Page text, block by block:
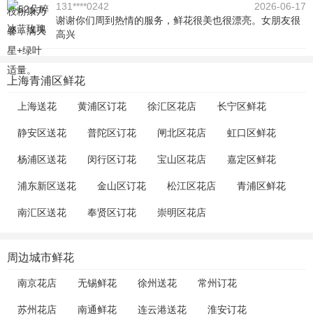
131****0242
2026-06-17
谢谢你们周到热情的服务，鲜花很美也很漂亮。女朋友很
高兴
上海青浦区鲜花
上海送花 黄浦区订花 徐汇区花店 长宁区鲜花
静安区送花 普陀区订花 闸北区花店 虹口区鲜花
杨浦区送花 闵行区订花 宝山区花店 嘉定区鲜花
浦东新区送花 金山区订花 松江区花店 青浦区鲜花
南汇区送花 奉贤区订花 崇明区花店
周边城市鲜花
南京花店 无锡鲜花 徐州送花 常州订花
苏州花店 南通鲜花 连云港送花 淮安订花